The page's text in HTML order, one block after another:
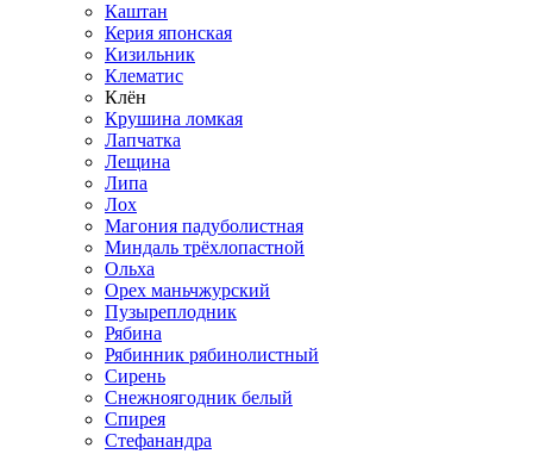
Каштан
Керия японская
Кизильник
Клематис
Клён
Крушина ломкая
Лапчатка
Лещина
Липа
Лох
Магония падуболистная
Миндаль трёхлопастной
Ольха
Орех маньчжурский
Пузыреплодник
Рябина
Рябинник рябинолистный
Сирень
Снежноягодник белый
Спирея
Стефанандра